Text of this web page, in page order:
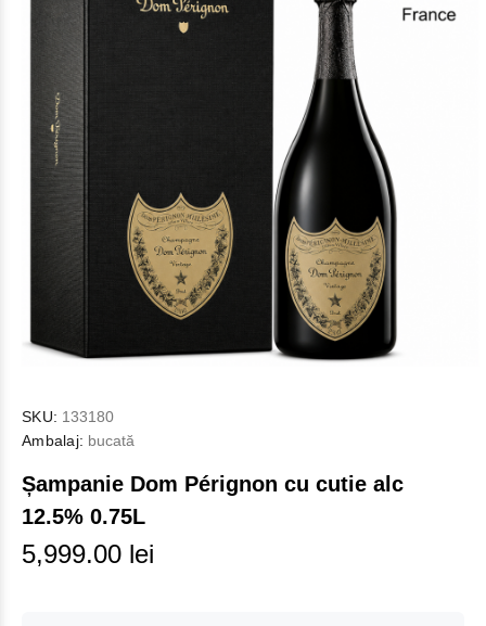
SKU: 133180
Ambalaj: bucată
Șampanie Dom Pérignon cu cutie alc
12.5% 0.75L
5,999.00 lei